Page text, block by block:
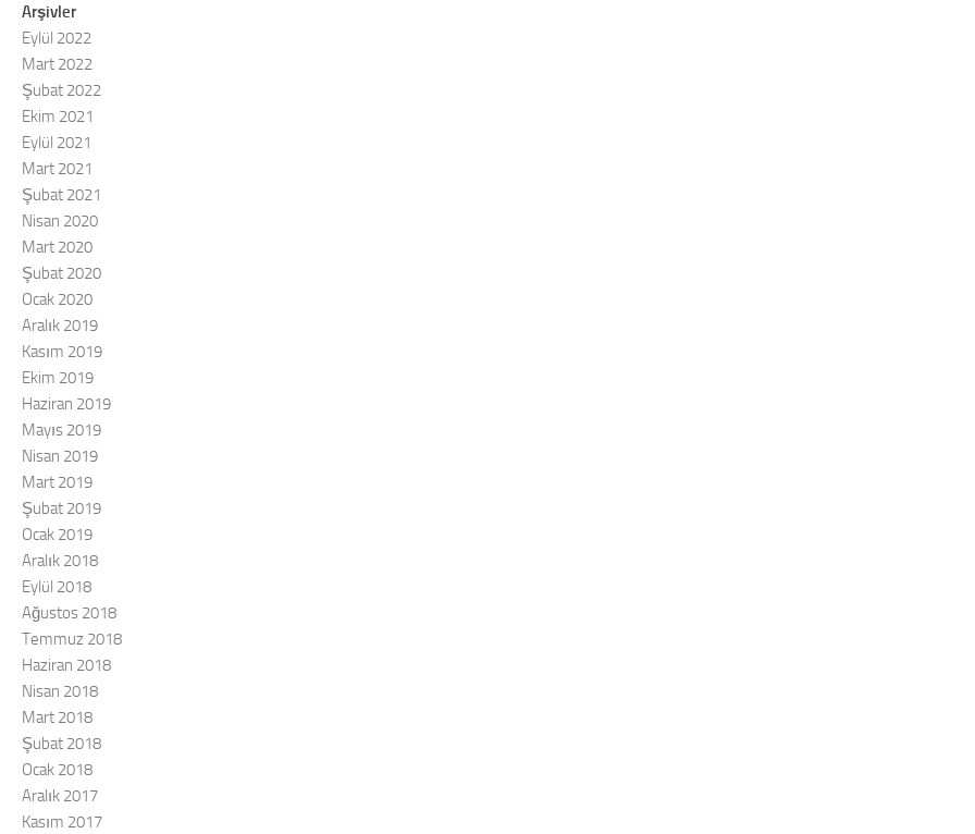
Arşivler
Eylül 2022
Mart 2022
Şubat 2022
Ekim 2021
Eylül 2021
Mart 2021
Şubat 2021
Nisan 2020
Mart 2020
Şubat 2020
Ocak 2020
Aralık 2019
Kasım 2019
Ekim 2019
Haziran 2019
Mayıs 2019
Nisan 2019
Mart 2019
Şubat 2019
Ocak 2019
Aralık 2018
Eylül 2018
Ağustos 2018
Temmuz 2018
Haziran 2018
Nisan 2018
Mart 2018
Şubat 2018
Ocak 2018
Aralık 2017
Kasım 2017